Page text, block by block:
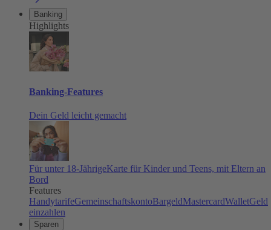
Banking
Highlights
Banking-Features
Dein Geld leicht gemacht
Für unter 18-JährigeKarte für Kinder und Teens, mit Eltern an
Bord
Features
HandytarifeGemeinschaftskontoBargeldMastercardWalletGeld
einzahlen
Sparen